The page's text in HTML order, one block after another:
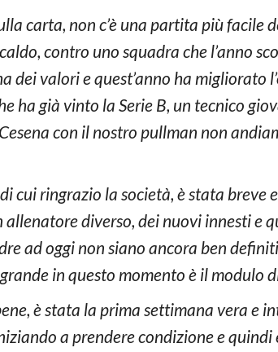
carta, non c’è una partita più facile
contro uno squadra che l’anno
dei valori e quest’anno ha migliorato
ha già vinto la Serie B, un tecnico
con il nostro pullman non
cui ringrazio la società, è stata breve
diverso, dei nuovi innesti e
ad oggi non siano ancora ben
in questo momento è il modulo
è stata la prima settimana vera e
a prendere condizione e